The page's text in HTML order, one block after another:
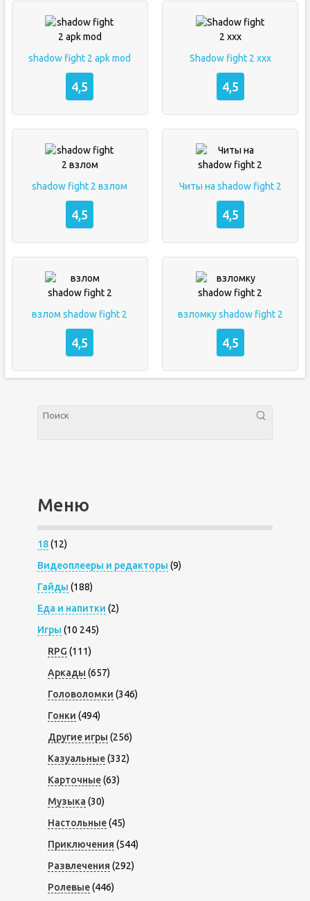
shadow fight 2 apk mod
4,5
Shadow fight 2 xxx
4,5
shadow fight 2 взлом
4,5
Читы на shadow fight 2
4,5
взлом shadow fight 2
4,5
взломку shadow fight 2
4,5
Меню
18(12)
Видеоплееры и редакторы (9)
Гайды (188)
Еда и напитки (2)
Игры (10 245)
RPG (111)
Аркады (657)
Головоломки (346)
Гонки (494)
Другие игры (256)
Казуальные(332)
Карточные(63)
Музыка (30)
Настольные(45)
Приключения (544)
Развлечения (292)
Ролевые(446)